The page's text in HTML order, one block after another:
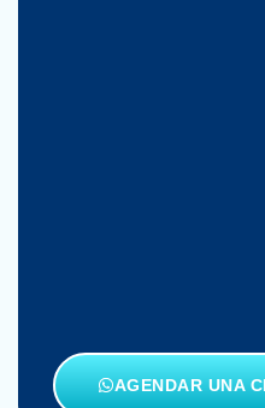
AGENDAR UNA